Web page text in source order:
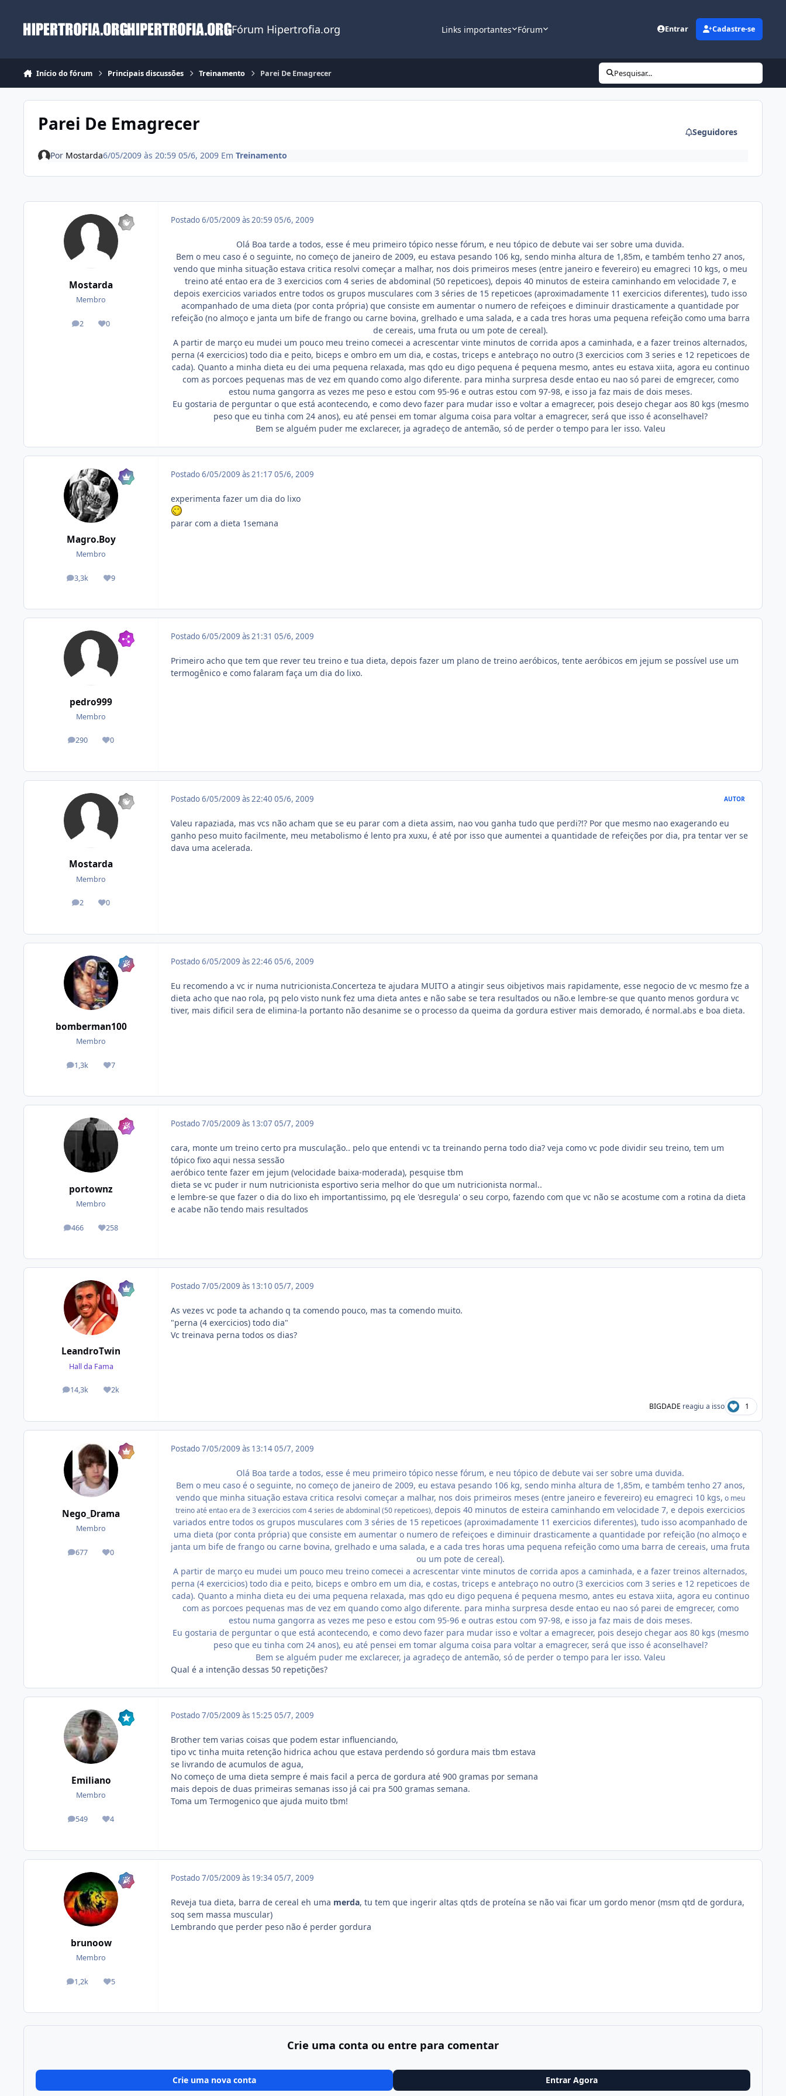
Fórum Hipertrofia.org Links importantes Fórum Entrar Cadastre-se
Início do fórum Principais discussões Treinamento Parei De Emagrecer Pesquisar...
Parei De Emagrecer Seguidores
Por Mostarda6/05/2009 às 20:59 05/6, 2009 Em Treinamento
Mostarda
Membro
2
posts 0
Reputação
Postado6/05/2009 às 20:59 05/6, 2009
Olá Boa tarde a todos, esse é meu primeiro tópico nesse fórum, e neu tópico de debute vai ser sobre uma duvida.
Bem o meu caso é o seguinte, no começo de janeiro de 2009, eu estava pesando 106 kg, sendo minha altura de 1,85m, e também tenho 27 anos,
vendo que minha situação estava critica resolvi começar a malhar, nos dois primeiros meses (entre janeiro e fevereiro) eu emagreci 10 kgs, o meu
treino até entao era de 3 exercicios com 4 series de abdominal (50 repeticoes), depois 40 minutos de esteira caminhando em velocidade 7, e
depois exercicios variados entre todos os grupos musculares com 3 séries de 15 repeticoes (aproximadamente 11 exercicios diferentes), tudo isso
acompanhado de uma dieta (por conta própria) que consiste em aumentar o numero de refeiçoes e diminuir drasticamente a quantidade por
refeição (no almoço e janta um bife de frango ou carne bovina, grelhado e uma salada, e a cada tres horas uma pequena refeição como uma barra
de cereais, uma fruta ou um pote de cereal).
A partir de março eu mudei um pouco meu treino comecei a acrescentar vinte minutos de corrida apos a caminhada, e a fazer treinos alternados,
perna (4 exercicios) todo dia e peito, biceps e ombro em um dia, e costas, triceps e antebraço no outro (3 exercicios com 3 series e 12 repeticoes de
cada). Quanto a minha dieta eu dei uma pequena relaxada, mas qdo eu digo pequena é pequena mesmo, antes eu estava xiita, agora eu continuo
com as porcoes pequenas mas de vez em quando como algo diferente. para minha surpresa desde entao eu nao só parei de emgrecer, como
estou numa gangorra as vezes me peso e estou com 95-96 e outras estou com 97-98, e isso ja faz mais de dois meses.
Eu gostaria de perguntar o que está acontecendo, e como devo fazer para mudar isso e voltar a emagrecer, pois desejo chegar aos 80 kgs (mesmo
peso que eu tinha com 24 anos), eu até pensei em tomar alguma coisa para voltar a emagrecer, será que isso é aconselhavel?
Bem se alguém puder me exclarecer, ja agradeço de antemão, só de perder o tempo para ler isso. Valeu
Magro.Boy
Membro
3,3k
posts 9
Reputação
Postado6/05/2009 às 21:17 05/6, 2009
experimenta fazer um dia do lixo
parar com a dieta 1semana
pedro999
Membro
290
posts 0
Reputação
Postado6/05/2009 às 21:31 05/6, 2009
Primeiro acho que tem que rever teu treino e tua dieta, depois fazer um plano de treino aeróbicos, tente aeróbicos em jejum se possível use um
termogênico e como falaram faça um dia do lixo.
Mostarda
Membro
2
posts 0
Reputação
Postado6/05/2009 às 22:40 05/6, 2009 AUTOR
Valeu rapaziada, mas vcs não acham que se eu parar com a dieta assim, nao vou ganha tudo que perdi?!? Por que mesmo nao exagerando eu
ganho peso muito facilmente, meu metabolismo é lento pra xuxu, é até por isso que aumentei a quantidade de refeições por dia, pra tentar ver se
dava uma acelerada.
bomberman100
Membro
1,3k
posts 7
Reputação
Postado6/05/2009 às 22:46 05/6, 2009
Eu recomendo a vc ir numa nutricionista.Concerteza te ajudara MUITO a atingir seus oibjetivos mais rapidamente, esse negocio de vc mesmo fze a
dieta acho que nao rola, pq pelo visto nunk fez uma dieta antes e não sabe se tera resultados ou não.e lembre-se que quanto menos gordura vc
tiver, mais dificil sera de elimina-la portanto não desanime se o processo da queima da gordura estiver mais demorado, é normal.abs e boa dieta.
portownz
Membro
466
posts 258
Reputação
Postado7/05/2009 às 13:07 05/7, 2009
cara, monte um treino certo pra musculação.. pelo que entendi vc ta treinando perna todo dia? veja como vc pode dividir seu treino, tem um
tópico fixo aqui nessa sessão
aeróbico tente fazer em jejum (velocidade baixa-moderada), pesquise tbm
dieta se vc puder ir num nutricionista esportivo seria melhor do que um nutricionista normal..
e lembre-se que fazer o dia do lixo eh importantissimo, pq ele 'desregula' o seu corpo, fazendo com que vc não se acostume com a rotina da dieta
e acabe não tendo mais resultados
LeandroTwin
Hall da Fama
14,3k
posts 2k
Reputação
Postado7/05/2009 às 13:10 05/7, 2009
As vezes vc pode ta achando q ta comendo pouco, mas ta comendo muito.
"perna (4 exercicios) todo dia"
Vc treinava perna todos os dias?
BIGDADE reagiu a isso 1
Nego_Drama
Membro
677
posts 0
Reputação
Postado7/05/2009 às 13:1405/7, 2009
Olá Boa tarde a todos, esse é meu primeiro tópico nesse fórum, e neu tópico de debute vai ser sobre uma duvida.
Bem o meu caso é o seguinte, no começo de janeiro de 2009, eu estava pesando 106 kg, sendo minha altura de 1,85m, e também tenho 27 anos,
vendo que minha situação estava critica resolvi começar a malhar, nos dois primeiros meses (entre janeiro e fevereiro) eu emagreci 10 kgs, o meu
treino até entao era de 3 exercicios com 4 series de abdominal (50 repeticoes),depois 40 minutos de esteira caminhando em velocidade 7, e depois exercicios
variados entre todos os grupos musculares com 3 séries de 15 repeticoes (aproximadamente 11 exercicios diferentes), tudo isso acompanhado de
uma dieta (por conta própria) que consiste em aumentar o numero de refeiçoes e diminuir drasticamente a quantidade por refeição (no almoço e
janta um bife de frango ou carne bovina, grelhado e uma salada, e a cada tres horas uma pequena refeição como uma barra de cereais, uma fruta
ou um pote de cereal).
A partir de março eu mudei um pouco meu treino comecei a acrescentar vinte minutos de corrida apos a caminhada, e a fazer treinos alternados,
perna (4 exercicios) todo dia e peito, biceps e ombro em um dia, e costas, triceps e antebraço no outro (3 exercicios com 3 series e 12 repeticoes de
cada). Quanto a minha dieta eu dei uma pequena relaxada, mas qdo eu digo pequena é pequena mesmo, antes eu estava xiita, agora eu continuo
com as porcoes pequenas mas de vez em quando como algo diferente. para minha surpresa desde entao eu nao só parei de emgrecer, como
estou numa gangorra as vezes me peso e estou com 95-96 e outras estou com 97-98, e isso ja faz mais de dois meses.
Eu gostaria de perguntar o que está acontecendo, e como devo fazer para mudar isso e voltar a emagrecer, pois desejo chegar aos 80 kgs (mesmo
peso que eu tinha com 24 anos), eu até pensei em tomar alguma coisa para voltar a emagrecer, será que isso é aconselhavel?
Bem se alguém puder me exclarecer, ja agradeço de antemão, só de perder o tempo para ler isso. Valeu
Qual é a intenção dessas 50 repetições?
Emiliano
Membro
549
posts 4
Reputação
Postado7/05/2009 às 15:25 05/7, 2009
Brother tem varias coisas que podem estar influenciando,
tipo vc tinha muita retenção hidrica achou que estava perdendo só gordura mais tbm estava
se livrando de acumulos de agua,
No começo de uma dieta sempre é mais facil a perca de gordura até 900 gramas por semana
mais depois de duas primeiras semanas isso já cai pra 500 gramas semana.
Toma um Termogenico que ajuda muito tbm!
brunoow
Membro
1,2k
posts 5
Reputação
Postado7/05/2009 às 19:3405/7, 2009
Reveja tua dieta, barra de cereal eh uma merda, tu tem que ingerir altas qtds de proteína se não vai ficar um gordo menor (msm qtd de gordura,
soq sem massa muscular)
Lembrando que perder peso não é perder gordura
Crie uma conta ou entre para comentar
Crie uma nova conta Entrar Agora